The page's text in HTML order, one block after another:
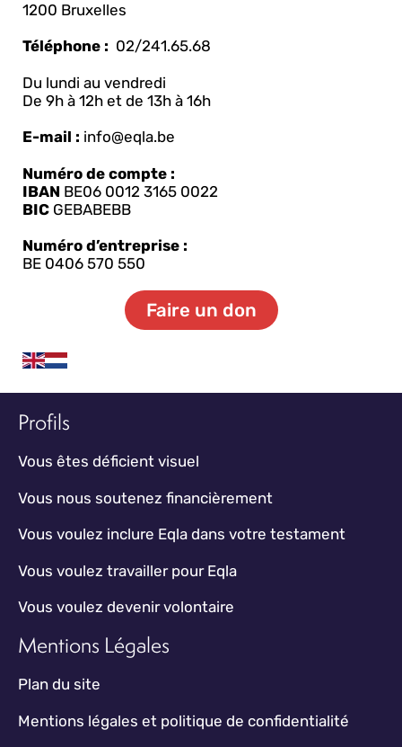
1200 Bruxelles
Téléphone : 02/241.65.68
Du lundi au vendredi
De 9h à 12h et de 13h à 16h
E-mail : info@eqla.be
Numéro de compte :
IBAN BE06 0012 3165 0022
BIC GEBABEBB
Numéro d’entreprise :
BE 0406 570 550
Faire un don
Profils
Vous êtes déficient visuel
Vous nous soutenez financièrement
Vous voulez inclure Eqla dans votre testament
Vous voulez travailler pour Eqla
Vous voulez devenir volontaire
Mentions Légales
Plan du site
Mentions légales et politique de confidentialité